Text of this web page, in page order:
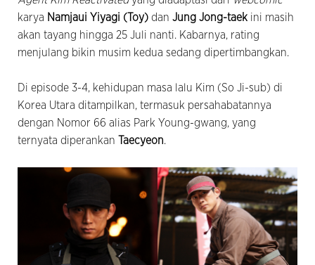
karya Namjaui Yiyagi (Toy) dan Jung Jong-taek ini masih
akan tayang hingga 25 Juli nanti. Kabarnya, rating
menjulang bikin musim kedua sedang dipertimbangkan.
Di episode 3-4, kehidupan masa lalu Kim (So Ji-sub) di
Korea Utara ditampilkan, termasuk persahabatannya
dengan Nomor 66 alias Park Young-gwang, yang
ternyata diperankan Taecyeon.